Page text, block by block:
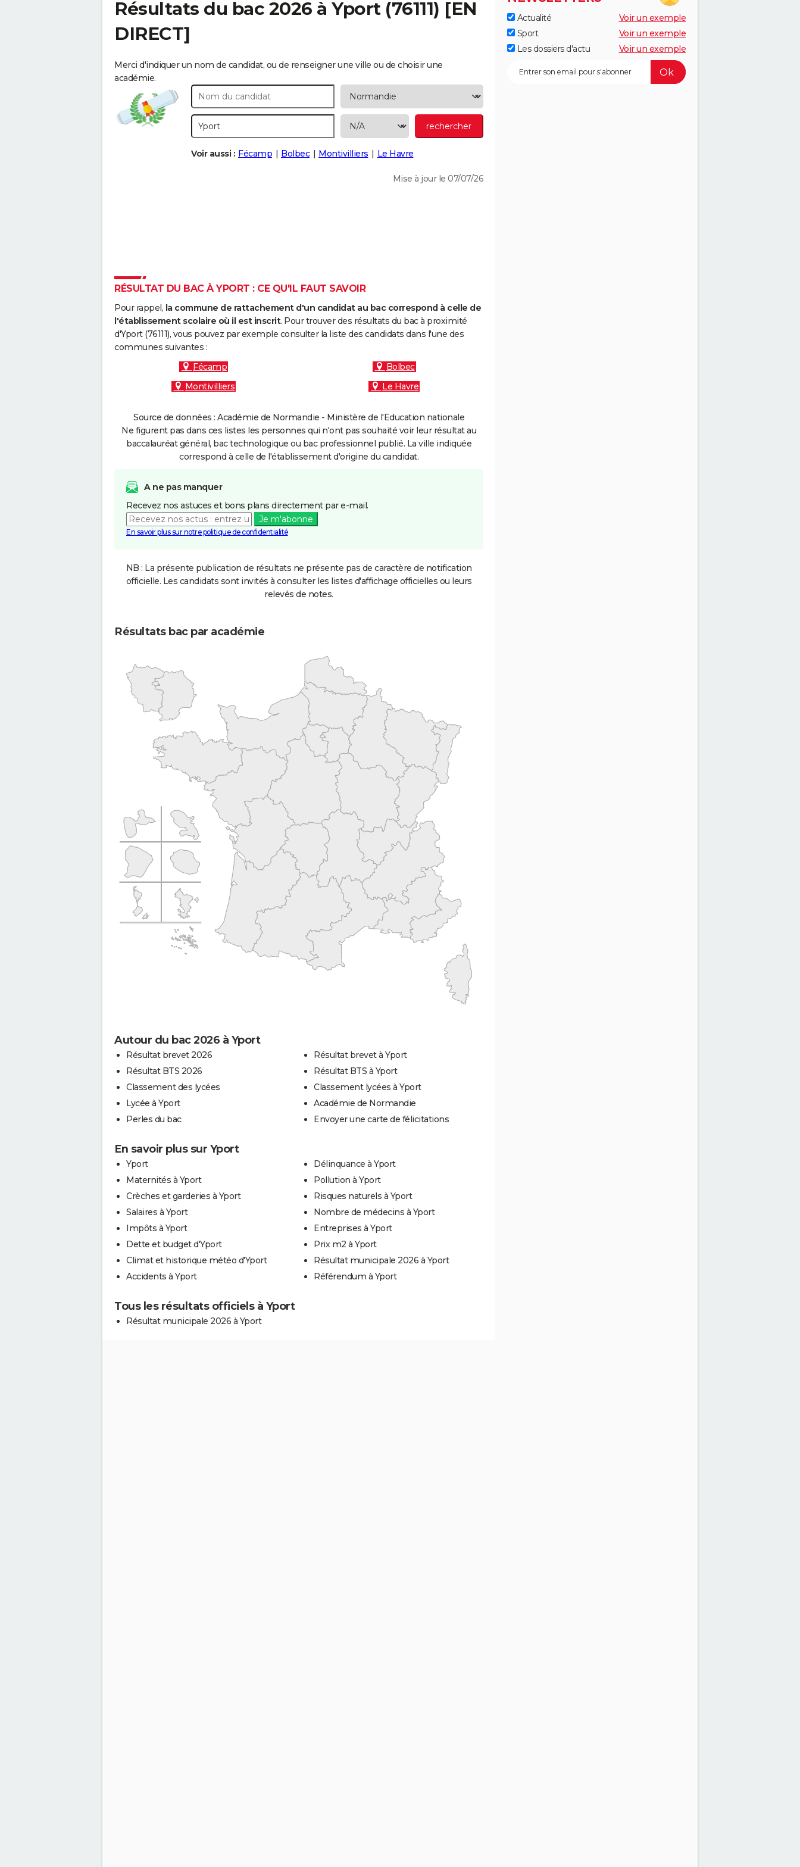
Résultats du bac 2026 à Yport(76111) [EN
DIRECT]
Merci d'indiquer un nom de candidat, ou de renseigner une ville ou de choisir une
académie.
Voir aussi : Fécamp Bolbec Montivilliers Le Havre
Mise à jour le 07/07/26
RÉSULTAT DU BAC À YPORT : CE QU'IL FAUT SAVOIR
Pour rappel, la commune de rattachement d'un candidat au bac correspond à celle de
l'établissement scolaire où il est inscrit. Pour trouver des résultats du bac à proximité
d'Yport (76111), vous pouvez par exemple consulter la liste des candidats dans l'une des
communes suivantes :
Fécamp
Bolbec
Montivilliers
Le Havre
Source de données : Académie de Normandie - Ministère de l'Education nationale
Ne figurent pas dans ces listes les personnes qui n'ont pas souhaité voir leur résultat au
baccalauréat général, bac technologique ou bac professionnel publié. La ville indiquée
correspond à celle de l'établissement d'origine du candidat.
A ne pas manquer
Recevez nos astuces et bons plans directement par e-mail.
Je m'abonne
En savoir plus sur notre politique de confidentialité
NB : La présente publication de résultats ne présente pas de caractère de notification
officielle. Les candidats sont invités à consulter les listes d'affichage officielles ou leurs
relevés de notes.
Résultats bac par académie
Autour du bac 2026 à Yport
Résultat brevet 2026
Résultat BTS 2026
Classement des lycées
Lycée à Yport
Perles du bac
Résultat brevet à Yport
Résultat BTS à Yport
Classement lycées à Yport
Académie de Normandie
Envoyer une carte de félicitations
En savoir plus sur Yport
Yport
Maternités à Yport
Crèches et garderies à Yport
Salaires à Yport
Impôts à Yport
Dette et budget d'Yport
Climat et historique météo d'Yport
Accidents à Yport
Délinquance à Yport
Pollution à Yport
Risques naturels à Yport
Nombre de médecins à Yport
Entreprises à Yport
Prix m2 à Yport
Résultat municipale 2026 à Yport
Référendum à Yport
Tous les résultats officiels à Yport
Résultat municipale 2026 à Yport
Actualité
Voir un exemple
Sport
Voir un exemple
Les dossiers d'actu
Voir un exemple